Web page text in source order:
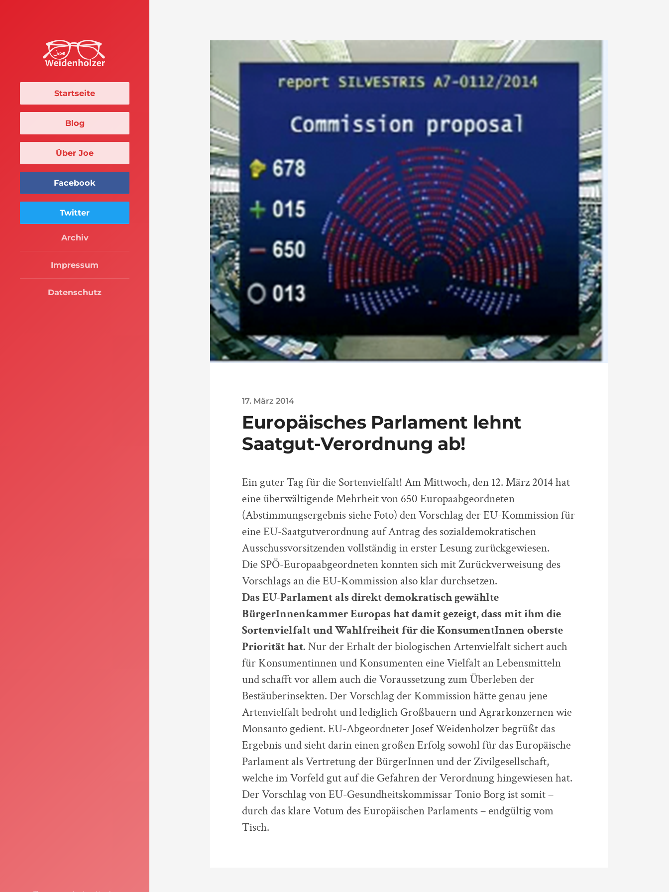
Startseite
Blog
Über Joe
Facebook
Twitter
Archiv
Impressum
Datenschutz
17. März 2014
Europäisches Parlament lehnt
Saatgut-Verordnung ab!
Ein guter Tag für die Sortenvielfalt! Am Mittwoch, den 12. März 2014 hat
eine überwältigende Mehrheit von 650 Europaabgeordneten
(Abstimmungsergebnis siehe Foto) den Vorschlag der EU-Kommission für
eine EU-Saatgutverordnung auf Antrag des sozialdemokratischen
Ausschussvorsitzenden vollständig in erster Lesung zurückgewiesen.
Die SPÖ-Europaabgeordneten konnten sich mit Zurückverweisung des
Vorschlags an die EU-Kommission also klar durchsetzen.
Das EU-Parlament als direkt demokratisch gewählte
BürgerInnenkammer Europas hat damit gezeigt, dass mit ihm die
Sortenvielfalt und Wahlfreiheit für die KonsumentInnen oberste
Priorität hat. Nur der Erhalt der biologischen Artenvielfalt sichert auch
für Konsumentinnen und Konsumenten eine Vielfalt an Lebensmitteln
und schafft vor allem auch die Voraussetzung zum Überleben der
Bestäuberinsekten. Der Vorschlag der Kommission hätte genau jene
Artenvielfalt bedroht und lediglich Großbauern und Agrarkonzernen wie
Monsanto gedient. EU-Abgeordneter Josef Weidenholzer begrüßt das
Ergebnis und sieht darin einen großen Erfolg sowohl für das Europäische
Parlament als Vertretung der BürgerInnen und der Zivilgesellschaft,
welche im Vorfeld gut auf die Gefahren der Verordnung hingewiesen hat.
Der Vorschlag von EU-Gesundheitskommissar Tonio Borg ist somit –
durch das klare Votum des Europäischen Parlaments – endgültig vom
Tisch.